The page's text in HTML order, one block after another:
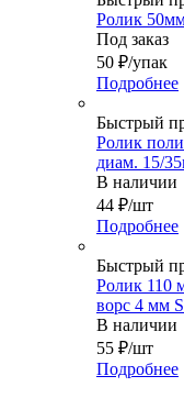
Ролик
Под заказ
50 ₽/упак
Подробнее
Быстрый
Ролик
диам. 15/
В наличии
44 ₽/шт
Подробнее
Быстрый
Ролик 110
ворс 4 мм
В наличии
55 ₽/шт
Подробнее